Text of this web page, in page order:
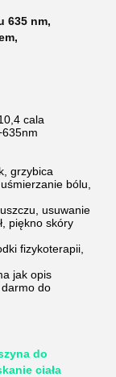
635 nm,
,
cala
grzybica
bólu,
usuwanie
piękno skóry
fizykoterapii,
jak opis
do
do
ciała